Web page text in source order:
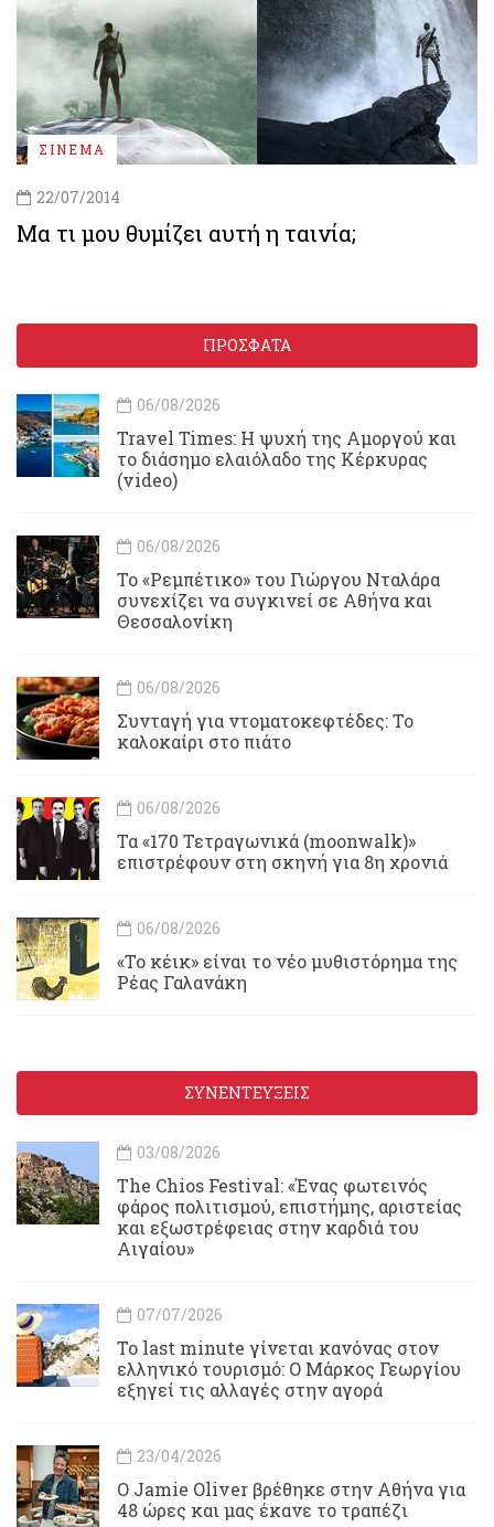
ΣΙΝΕΜΑ
22/07/2014
Μα τι μου θυμίζει αυτή η ταινία;
ΠΡΟΣΦΑΤΑ
06/08/2026
Travel Times: H ψυχή της Αμοργού και
το διάσημο ελαιόλαδο της Κέρκυρας
(video)
06/08/2026
Το «Ρεμπέτικο» του Γιώργου Νταλάρα
συνεχίζει να συγκινεί σε Αθήνα και
Θεσσαλονίκη
06/08/2026
Συνταγή για ντοματοκεφτέδες: Το
καλοκαίρι στο πιάτο
06/08/2026
Τα «170 Τετραγωνικά (moonwalk)»
επιστρέφουν στη σκηνή για 8η χρονιά
06/08/2026
«Το κέικ» είναι το νέο μυθιστόρημα της
Ρέας Γαλανάκη
ΣΥΝΕΝΤΕΥΞΕΙΣ
03/08/2026
Τhe Chios Festival: «Ένας φωτεινός
φάρος πολιτισμού, επιστήμης, αριστείας
και εξωστρέφειας στην καρδιά του
Αιγαίου»
07/07/2026
Το last minute γίνεται κανόνας στον
ελληνικό τουρισμό: Ο Μάρκος Γεωργίου
εξηγεί τις αλλαγές στην αγορά
23/04/2026
Ο Jamie Oliver βρέθηκε στην Αθήνα για
48 ώρες και μας έκανε το τραπέζι